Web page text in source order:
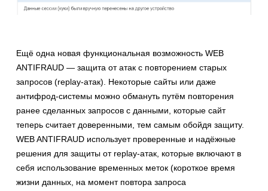
Ещё одна новая функциональная возможность WEB
ANTIFRAUD — защита от атак с повторением старых
запросов (replay-атак). Некоторые сайты или даже
антифрод-системы можно обмануть путём повторения
ранее сделанных запросов с данными, которые сайт
теперь считает доверенными, тем самым обойдя защиту.
WEB ANTIFRAUD использует проверенные и надёжные
решения для защиты от replay-атак, которые включают в
себя использование временных меток (короткое время
жизни данных, на момент повтора запроса